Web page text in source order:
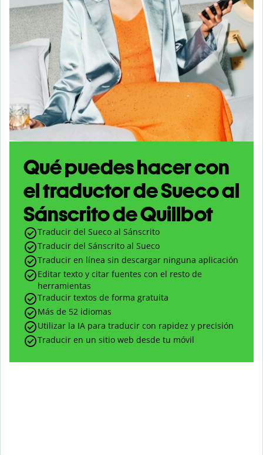
Qué puedes hacer con
el traductor de Sueco al
Sánscrito de Quillbot
Traducir del Sueco al Sánscrito
Traducir del Sánscrito al Sueco
Traducir en línea sin descargar ninguna aplicación
Editar texto y citar fuentes con el resto de
herramientas
Traducir textos de forma gratuita
Más de 52 idiomas
Utilizar la IA para traducir con rapidez y precisión
Traducir en un sitio web desde tu móvil